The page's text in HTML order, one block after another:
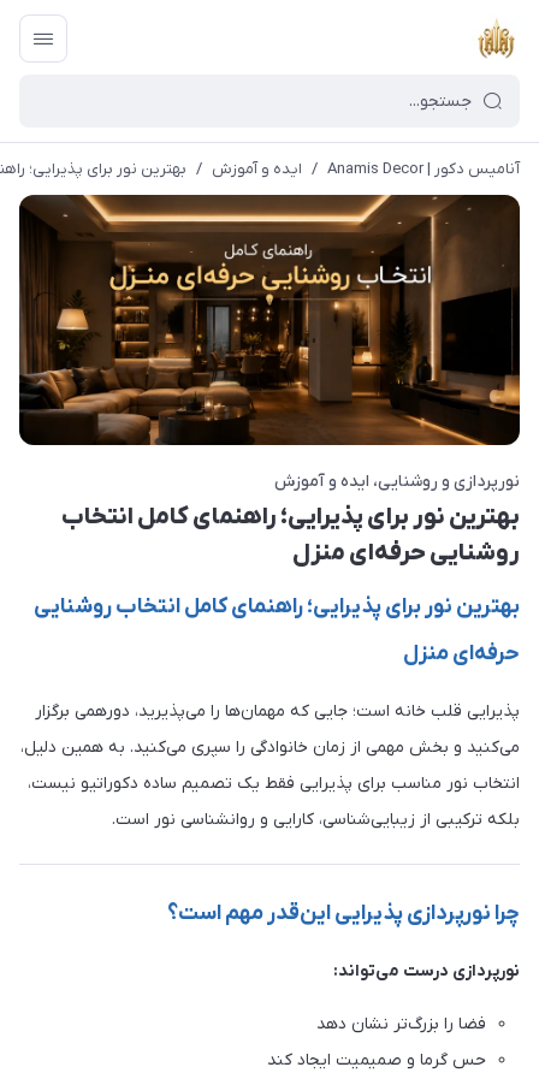
آنامیس دکور | Anamis Decor / ایده و آموزش / بهترین نور برای پذیرایی؛
نورپردازی و روشنایی ایده و آموزش
بهترین نور برای پذیرایی؛ راهنمای کامل انتخاب
روشنایی حرفه‌ای منزل
بهترین نور برای پذیرایی؛ راهنمای کامل انتخاب روشنایی
حرفه‌ای منزل
پذیرایی قلب خانه است؛ جایی که مهمان‌ها را می‌پذیرید، دورهمی برگزار
می‌کنید و بخش مهمی از زمان خانوادگی را سپری می‌کنید. به همین دلیل،
انتخاب نور مناسب برای پذیرایی فقط یک تصمیم ساده دکوراتیو نیست،
بلکه ترکیبی از زیبایی‌شناسی، کارایی و روانشناسی نور است.
چرا نورپردازی پذیرایی این‌قدر مهم است؟
نورپردازی درست می‌تواند:
فضا را بزرگ‌تر نشان دهد
حس گرما و صمیمیت ایجاد کند